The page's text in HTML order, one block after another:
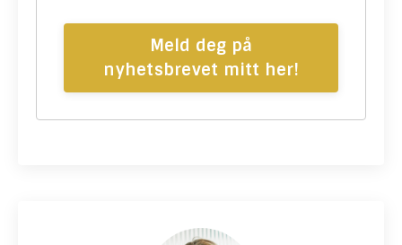
Meld deg på
nyhetsbrevet mitt her!